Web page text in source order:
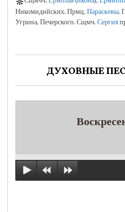
Никомидийских. Прмц.Параскевы.
Угрина, Печерского. Сщмч.Сергия
ДУХОВНЫЕ